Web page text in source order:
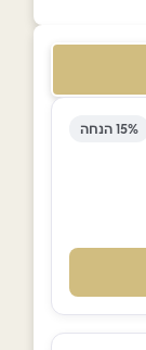
15% הנחה